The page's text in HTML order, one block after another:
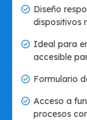
Diseño
dispositivos
Ideal para
accesible
Formulario
Acceso a
procesos